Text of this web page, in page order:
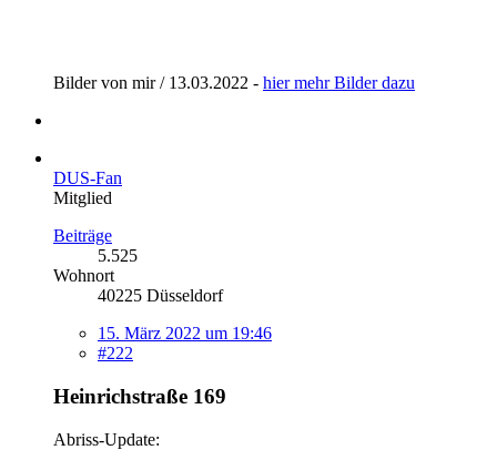
Bilder von mir / 13.03.2022 - hier mehr Bilder dazu
DUS-Fan
Mitglied
Beiträge
5.525
Wohnort
40225 Düsseldorf
15. März 2022 um 19:46
#222
Heinrichstraße 169
Abriss-Update: